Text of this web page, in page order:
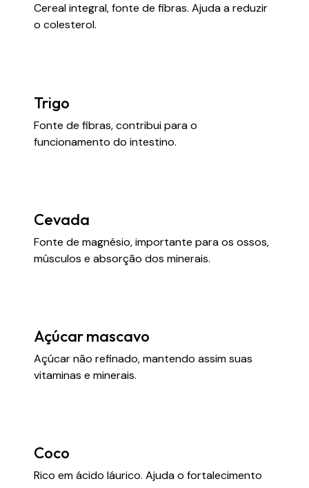
Cereal integral, fonte de fibras. Ajuda a reduzir
o colesterol.
Trigo
Fonte de fibras, contribui para o
funcionamento do intestino.
Cevada
Fonte de magnésio, importante para os ossos,
músculos e absorção dos minerais.
Açúcar mascavo
Açúcar não refinado, mantendo assim suas
vitaminas e minerais.
Coco
Rico em ácido láurico. Ajuda o fortalecimento